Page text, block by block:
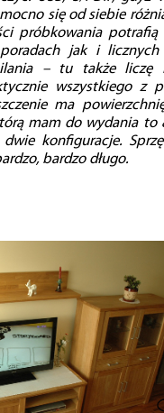
się od siebie
próbkowania potrafią
jak i licznych
– tu także liczę
wszystkiego z
ma
mam do wydania to
konfiguracje.
bardzo długo.